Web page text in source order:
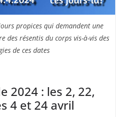
propices qui demandent une
des résentis du corps vis-à-vis des
de ces dates
2024 : les 2, 22,
4 et 24 avril